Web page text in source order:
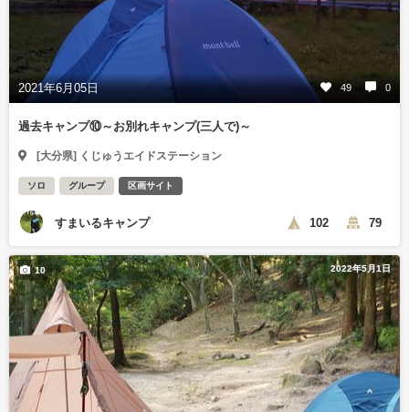
2021年6月05日 49 0
過去キャンプ⑩～お別れキャンプ(三人で)～
[大分県] くじゅうエイドステーション
ソロ グループ 区画サイト
すまいるキャンプ 102 79
2022年5月1日
10